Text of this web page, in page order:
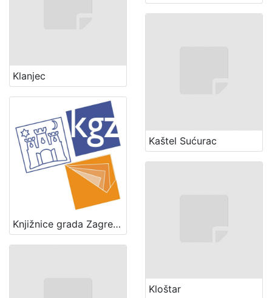
Kaštel Sućurac
Klanjec
Kloštar
Knjižnice grada Zagreba